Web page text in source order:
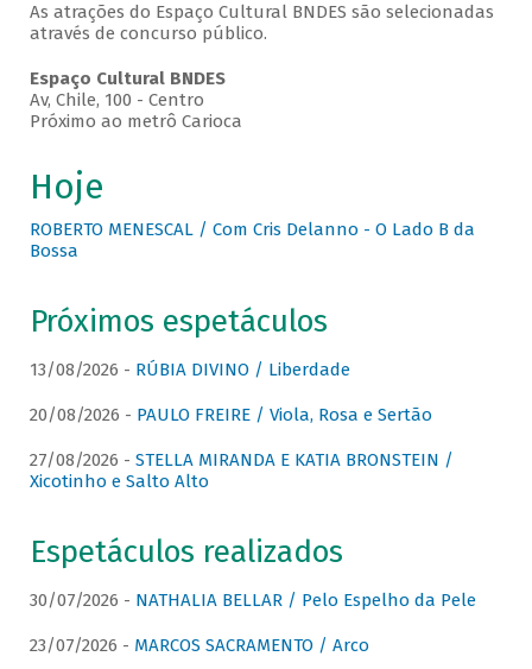
As atrações do Espaço Cultural BNDES são selecionadas
através de concurso público.
Espaço Cultural BNDES
Av, Chile, 100 - Centro
Próximo ao metrô Carioca
Hoje
ROBERTO MENESCAL / Com Cris Delanno - O Lado B da
Bossa
Próximos espetáculos
13/08/2026 - RÚBIA DIVINO / Liberdade
20/08/2026 - PAULO FREIRE / Viola, Rosa e Sertão
27/08/2026 - STELLA MIRANDA E KATIA BRONSTEIN /
Xicotinho e Salto Alto
Espetáculos realizados
30/07/2026 - NATHALIA BELLAR / Pelo Espelho da Pele
23/07/2026 - MARCOS SACRAMENTO / Arco